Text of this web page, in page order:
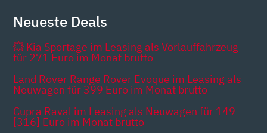
Neueste Deals
💥 Kia Sportage im Leasing als Vorlauffahrzeug
für 271 Euro im Monat brutto
Land Rover Range Rover Evoque im Leasing als
Neuwagen für 399 Euro im Monat brutto
Cupra Raval im Leasing als Neuwagen für 149
[316] Euro im Monat brutto